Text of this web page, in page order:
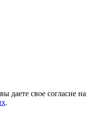
даете свое согласие на
.